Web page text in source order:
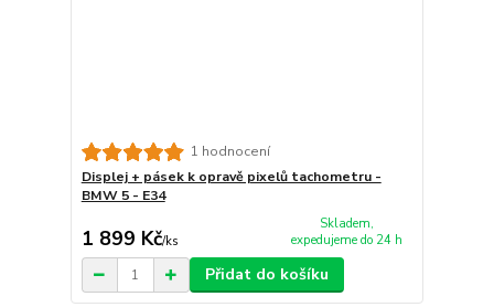
1 hodnocení
Displej + pásek k opravě pixelů tachometru -
BMW 5 - E34
1 899 Kč/ks
Skladem,
expedujeme do 24 h
Přidat do košíku